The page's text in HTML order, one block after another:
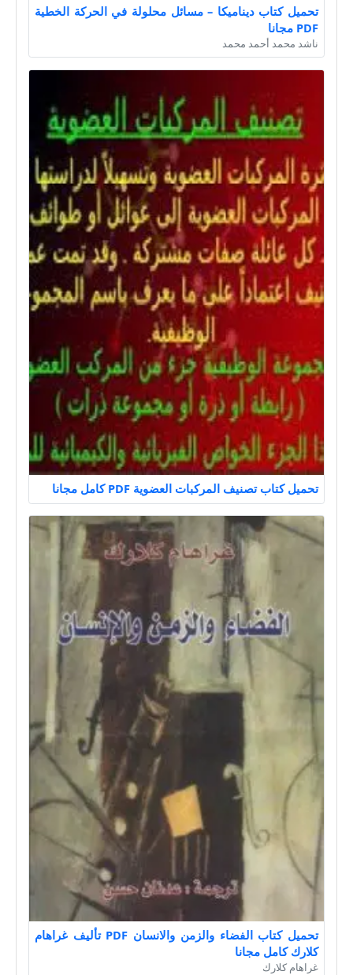
تحميل كتاب ديناميكا – مسائل محلولة في الحركة الخطية
PDF مجانا
ناشد محمد أحمد محمد
تحميل كتاب تصنيف المركبات العضوية PDF كامل مجانا
تحميل كتاب الفضاء والزمن والانسان PDF تأليف غراهام
كلارك كامل مجانا
غراهام كلارك